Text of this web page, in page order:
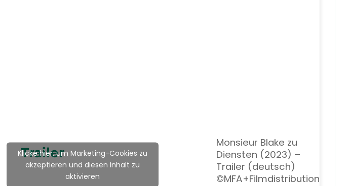
Trailer
Monsieur Blake zu
Diensten (2023) –
Trailer (deutsch)
©MFA+Filmdistribution
Klicke hier, um Marketing-Cookies zu
akzeptieren und diesen Inhalt zu
aktivieren